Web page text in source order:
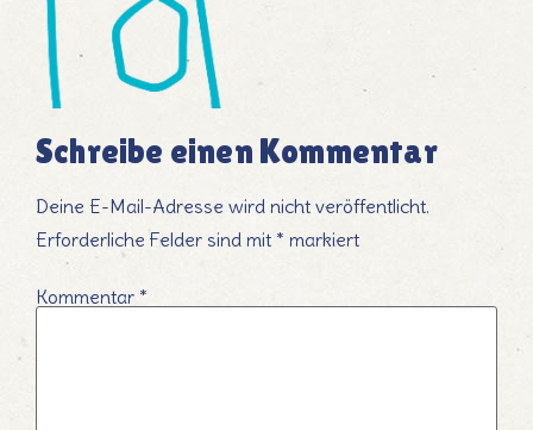
Schreibe einen Kommentar
Deine E-Mail-Adresse wird nicht veröffentlicht.
Erforderliche Felder sind mit * markiert
Kommentar *